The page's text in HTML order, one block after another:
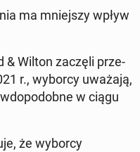
ma mniej­szy wpływ
& Wilton zaczęli prze­
r., wyborcy uważają,
w ciągu
że wyborcy